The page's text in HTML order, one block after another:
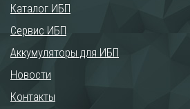
Каталог ИБП
Сервис ИБП
Аккумуляторы для ИБП
Новости
Контакты